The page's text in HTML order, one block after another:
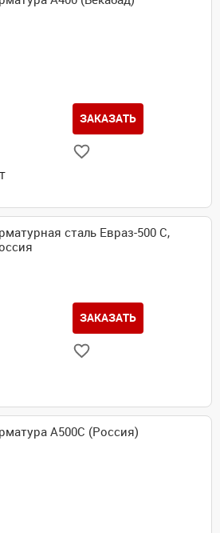
ЗАКАЗАТЬ
сталь Евраз-500 С,
ЗАКАЗАТЬ
А500С (Россия)